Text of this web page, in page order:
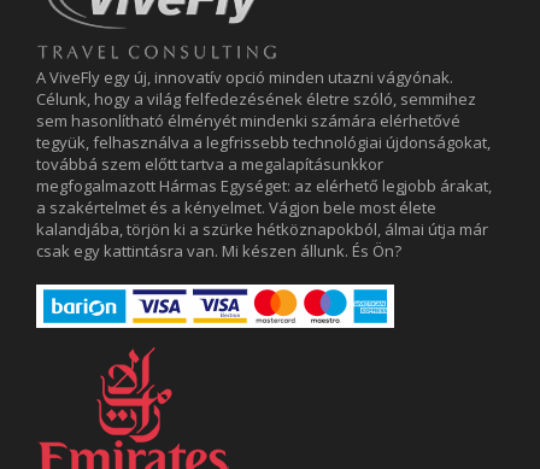
A ViveFly egy új, innovatív opció minden utazni vágyónak.
Célunk, hogy a világ felfedezésének életre szóló, semmihez
sem hasonlítható élményét mindenki számára elérhetővé
tegyük, felhasználva a legfrissebb technológiai újdonságokat,
továbbá szem előtt tartva a megalapításunkkor
megfogalmazott Hármas Egységet: az elérhető legjobb árakat,
a szakértelmet és a kényelmet. Vágjon bele most élete
kalandjába, törjön ki a szürke hétköznapokból, álmai útja már
csak egy kattintásra van. Mi készen állunk. És Ön?